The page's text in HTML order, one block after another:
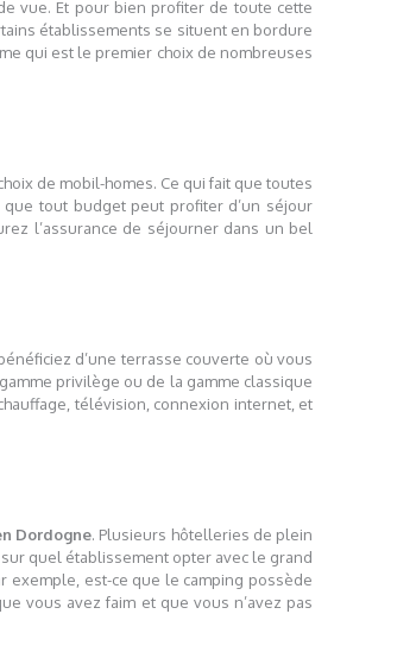
vue. Et pour bien profiter de toute cette
établissements se situent en bordure
qui est le premier choix de nombreuses
de mobil-homes. Ce qui fait que toutes
tout budget peut profiter d’un séjour
l’assurance de séjourner dans un bel
d’une terrasse couverte où vous
privilège ou de la gamme classique
télévision, connexion internet, et
Dordogne. Plusieurs hôtelleries de plein
quel établissement opter avec le grand
exemple, est-ce que le camping possède
vous avez faim et que vous n’avez pas